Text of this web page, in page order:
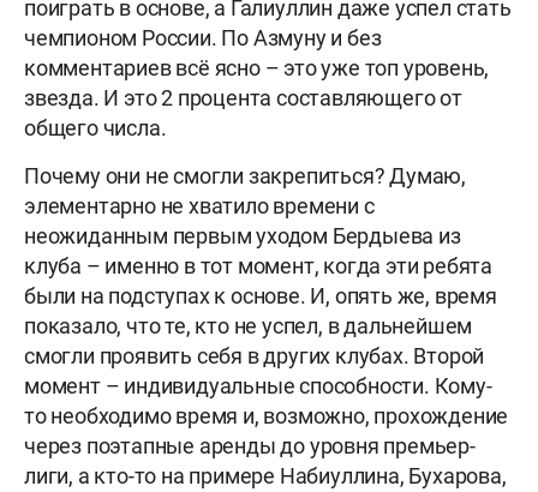
поиграть в основе, а Галиуллин даже успел стать
чемпионом России. По Азмуну и без
комментариев всё ясно – это уже топ уровень,
звезда. И это 2 процента составляющего от
общего числа.
Почему они не смогли закрепиться? Думаю,
элементарно не хватило времени с
неожиданным первым уходом Бердыева из
клуба – именно в тот момент, когда эти ребята
были на подступах к основе. И, опять же, время
показало, что те, кто не успел, в дальнейшем
смогли проявить себя в других клубах. Второй
момент – индивидуальные способности. Кому-
то необходимо время и, возможно, прохождение
через поэтапные аренды до уровня премьер-
лиги, а кто-то на примере Набиуллина, Бухарова,